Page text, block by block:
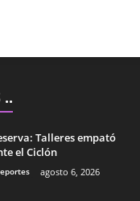
..
Talleres empató
el Ciclón
agosto 6, 2026